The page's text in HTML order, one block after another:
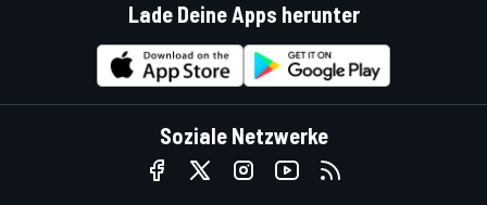
Lade Deine Apps herunter
Soziale Netzwerke